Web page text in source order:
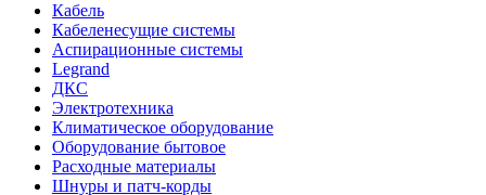
Кабель
Кабеленесущие системы
Аспирационные системы
Legrand
ДКС
Электротехника
Климатическое оборудование
Оборудование бытовое
Расходные материалы
Шнуры и патч-корды